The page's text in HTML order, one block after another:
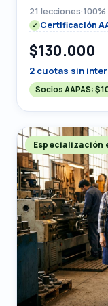
21 lecciones·
Certificación
$130.000
2 cuotas sin
Socios AAPAS:
Especialización